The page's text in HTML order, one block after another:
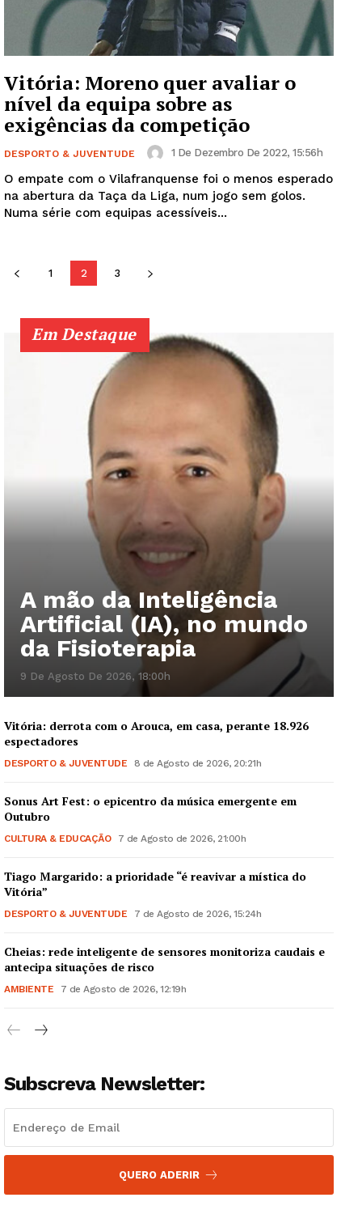
SUBSCREVA JÁ!
Institucional
Artigos
Edição Digital
Europa
Quero ser Assinante
Vitória: Moreno quer avaliar o
nível da equipa sobre as
exigências da competição
DESPORTO & JUVENTUDE 1 De Dezembro De 2022, 15:56h
O empate com o Vilafranquense foi o menos esperado
na abertura da Taça da Liga, num jogo sem golos.
Numa série com equipas acessíveis...
1 2 3
Em Destaque
A mão da Inteligência
Artificial (IA), no mundo
da Fisioterapia
9 De Agosto De 2026, 18:00h
Vitória: derrota com o Arouca, em casa, perante 18.926
espectadores
DESPORTO & JUVENTUDE 8 de Agosto de 2026, 20:21h
Sonus Art Fest: o epicentro da música emergente em
Outubro
CULTURA & EDUCAÇÃO 7 de Agosto de 2026, 21:00h
Tiago Margarido: a prioridade “é reavivar a mística do
Vitória”
DESPORTO & JUVENTUDE 7 de Agosto de 2026, 15:24h
Cheias: rede inteligente de sensores monitoriza caudais e
antecipa situações de risco
AMBIENTE 7 de Agosto de 2026, 12:19h
Subscreva Newsletter:
QUERO ADERIR